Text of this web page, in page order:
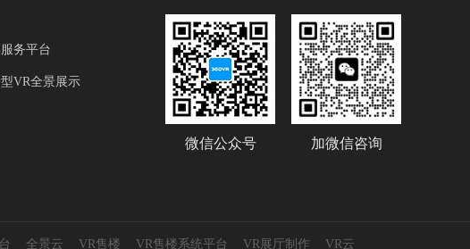
务平台
VR全景展示
微信公众号 加微信咨询
全景云 VR售楼 VR售楼系统平台 VR展厅制作 VR云